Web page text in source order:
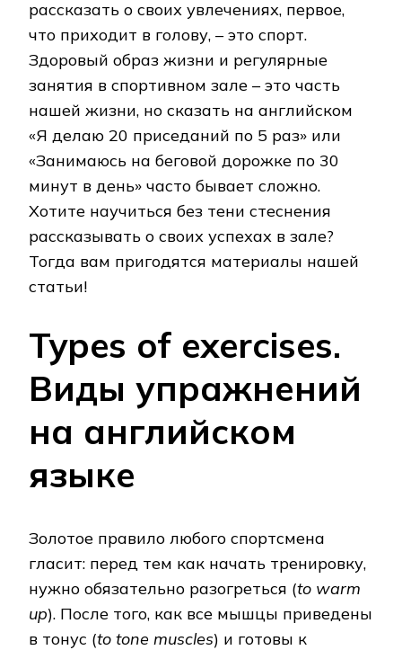
рассказать о своих увлечениях, первое,
что приходит в голову, – это спорт.
Здоровый образ жизни и регулярные
занятия в спортивном зале – это часть
нашей жизни, но сказать на английском
«Я делаю 20 приседаний по 5 раз» или
«Занимаюсь на беговой дорожке по 30
минут в день» часто бывает сложно.
Хотите научиться без тени стеснения
рассказывать о своих успехах в зале?
Тогда вам пригодятся материалы нашей
статьи!
Types of exercises.
Виды упражнений
на английском
языке
Золотое правило любого спортсмена
гласит: перед тем как начать тренировку,
нужно обязательно разогреться (to warm
up). После того, как все мышцы приведены
в тонус (to tone muscles) и готовы к